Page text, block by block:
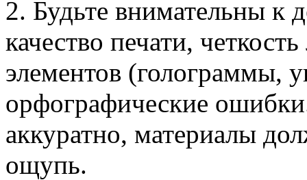
2. Будьте внимательны к
качество печати,
элементов (голограммы,
орфографические
аккуратно, материалы
ощупь.